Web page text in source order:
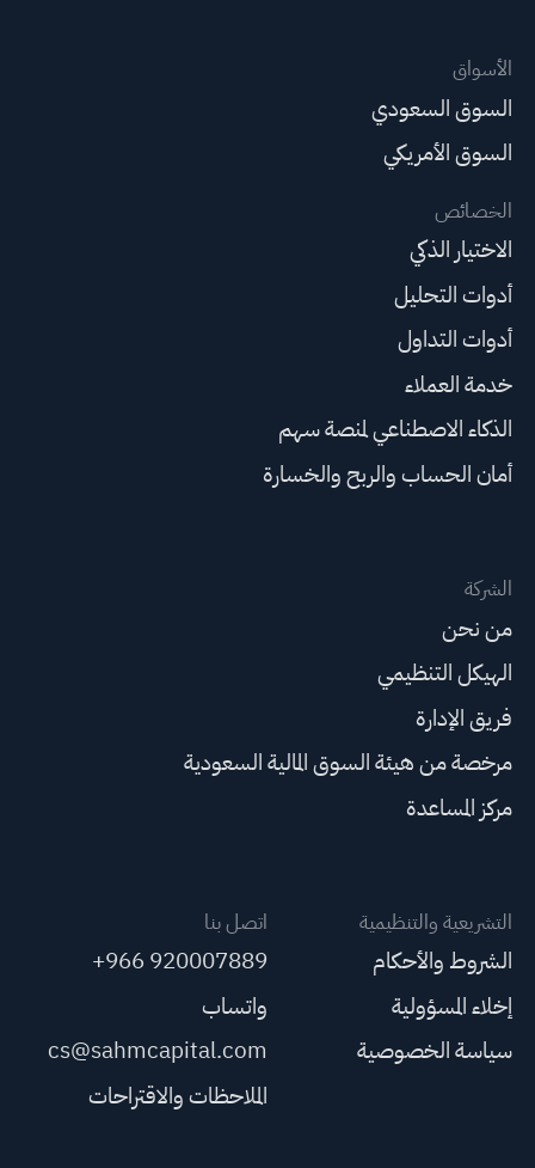
الأسواق
السوق السعودي
السوق الأمريكي
الخصائص
الاختيار الذكي
أدوات التحليل
أدوات التداول
خدمة العملاء
الذكاء الاصطناعي لمنصة سهم
أمان الحساب والربح والخسارة
الشركة
من نحن
الهيكل التنظيمي
فريق الإدارة
مرخصة من هيئة السوق المالية السعودية
مركز المساعدة
التشريعية والتنظيمية
الشروط والأحكام
إخلاء المسؤولية
سياسة الخصوصية
اتصل بنا
+966 920007889
واتساب
cs@sahmcapital.com
الملاحظات والاقتراحات